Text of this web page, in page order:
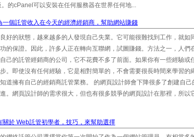
的cPanel可以安裝在任何服務器在世界任何地...
一個託管收入在今天的經濟經銷商，幫助網站賺錢
好的狀態，越來越多的人發現自己失業。它可能很難找到工作，就如
的保證。因此，許多人正在轉向互聯網，試圖賺錢。方法之一，人們
己的託管經銷商的公司，它不花費不多了前面。如果你有一些經驗或
。即使沒有任何經驗，它是相對簡單的，不會需要很長時間來學習的
道擁有自己的經銷商託管業務。 的網頁設計師會下降很多了創建自
。網頁設計師的需求很大，但也有很多競爭的網頁設計在那裡，所以
關於 Web託管初學者，技巧，來幫助選擇